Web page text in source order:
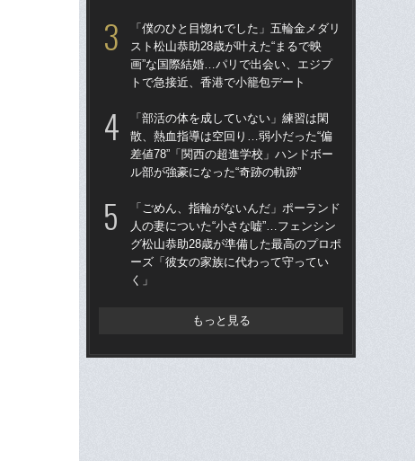
「僕のひと目惚れでした」五輪金メダリ
スト松山恭助28歳が叶えた“まるで映
画”な国際結婚…パリで出会い、エジプ
トで急接近、香港で小籠包デート
「部活の体を成していない」練習は閑
散、熱血指導は空回り…弱小だった“偏
差値78”「関西の超進学校」ハンドボー
ル部が強豪になった“奇跡の軌跡”
「ごめん、指輪がないんだ」ポーランド
人の妻についた“小さな嘘”…フェンシン
グ松山恭助28歳が準備した最高のプロポ
ーズ「彼女の家族に代わって守ってい
く」
もっと見る